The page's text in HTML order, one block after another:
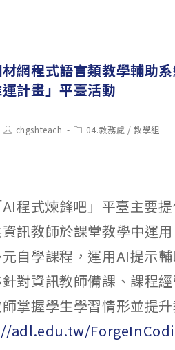
網程式語言類教學輔助
計畫」平臺活動
Post
author:
chgshteach
Post04.教務處 / 教學組
程式煉鋒吧」平臺主要
訊教師於課堂教學中運
自學課程，運用AI提示
對資訊教師備課、課程
掌握學生學習情形並提
adl.edu.tw/